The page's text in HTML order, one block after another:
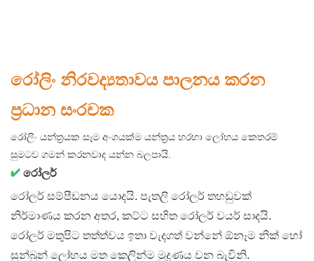
රෝලිං නිරවද්‍යතාවය පාලනය කරන
ප්‍රධාන සංරචක
රෝලිං යන්ත්‍රයක සෑම අංගයක්ම යන්ත්‍රය හරහා ලෝහය කෙතරම්
සුමටව ගමන් කරනවාද යන්න බලපායි.
✔ රෝලර්
රෝලර් සම්පීඩනය යොදයි. පැතලි රෝලර් තහඩුවක්
නිර්මාණය කරන අතර, කට්ට සහිත රෝලර් වයර් සාදයි.
රෝලර් මතුපිට තත්ත්වය ඉතා වැදගත් වන්නේ ඕනෑම නික් හෝ
සුන්බුන් ලෝහය මත කෙලින්ම මුද්‍රණය වන බැවිනි.